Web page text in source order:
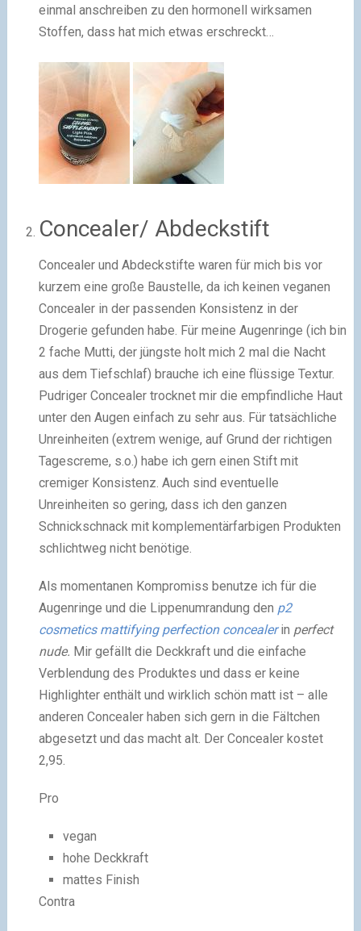
einmal anschreiben zu den hormonell wirksamen
Stoffen, dass hat mich etwas erschreckt…
Concealer/ Abdeckstift
Concealer und Abdeckstifte waren für mich bis vor
kurzem eine große Baustelle, da ich keinen veganen
Concealer in der passenden Konsistenz in der
Drogerie gefunden habe. Für meine Augenringe (ich bin
2 fache Mutti, der jüngste holt mich 2 mal die Nacht
aus dem Tiefschlaf) brauche ich eine flüssige Textur.
Pudriger Concealer trocknet mir die empfindliche Haut
unter den Augen einfach zu sehr aus. Für tatsächliche
Unreinheiten (extrem wenige, auf Grund der richtigen
Tagescreme, s.o.) habe ich gern einen Stift mit
cremiger Konsistenz. Auch sind eventuelle
Unreinheiten so gering, dass ich den ganzen
Schnickschnack mit komplementärfarbigen Produkten
schlichtweg nicht benötige.
Als momentanen Kompromiss benutze ich für die
Augenringe und die Lippenumrandung den p2
cosmetics mattifying perfection concealerin perfect
nude. Mir gefällt die Deckkraft und die einfache
Verblendung des Produktes und dass er keine
Highlighter enthält und wirklich schön matt ist – alle
anderen Concealer haben sich gern in die Fältchen
abgesetzt und das macht alt. Der Concealer kostet
2,95.
Pro
vegan
hohe Deckkraft
mattes Finish
Contra